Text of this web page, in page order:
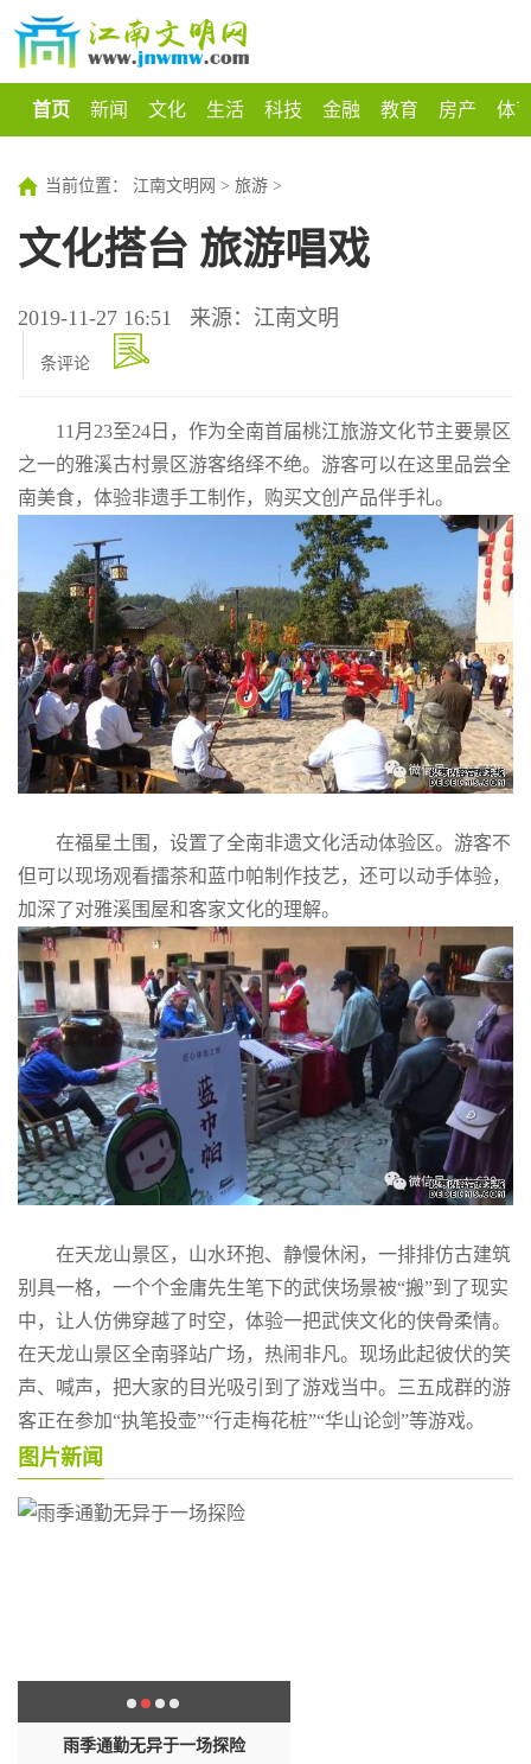
首页 新闻 文化 生活 科技 金融 教育 房产 体
当前位置： 江南文明网 > 旅游 >
文化搭台 旅游唱戏
2019-11-27 16:51 来源：江南文明
条评论
11月23至24日，作为全南首届桃江旅游文化节主要景区
之一的雅溪古村景区游客络绎不绝。游客可以在这里品尝全
南美食，体验非遗手工制作，购买文创产品伴手礼。
在福星土围，设置了全南非遗文化活动体验区。游客不
但可以现场观看擂茶和蓝巾帕制作技艺，还可以动手体验，
加深了对雅溪围屋和客家文化的理解。
在天龙山景区，山水环抱、静慢休闲，一排排仿古建筑
别具一格，一个个金庸先生笔下的武侠场景被“搬”到了现实
中，让人仿佛穿越了时空，体验一把武侠文化的侠骨柔情。
在天龙山景区全南驿站广场，热闹非凡。现场此起彼伏的笑
声、喊声，把大家的目光吸引到了游戏当中。三五成群的游
客正在参加“执笔投壶”“行走梅花桩”“华山论剑”等游戏。
图片新闻
雨季通勤无异于一场探险